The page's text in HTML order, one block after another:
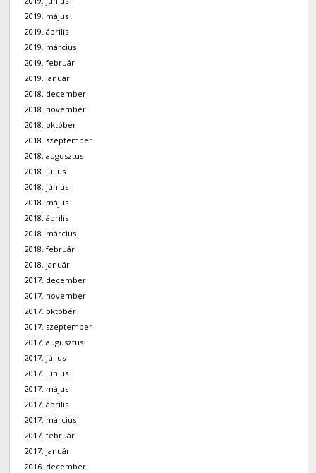
2019. május
2019. április
2019. március
2019. február
2019. január
2018. december
2018. november
2018. október
2018. szeptember
2018. augusztus
2018. július
2018. június
2018. május
2018. április
2018. március
2018. február
2018. január
2017. december
2017. november
2017. október
2017. szeptember
2017. augusztus
2017. július
2017. június
2017. május
2017. április
2017. március
2017. február
2017. január
2016. december